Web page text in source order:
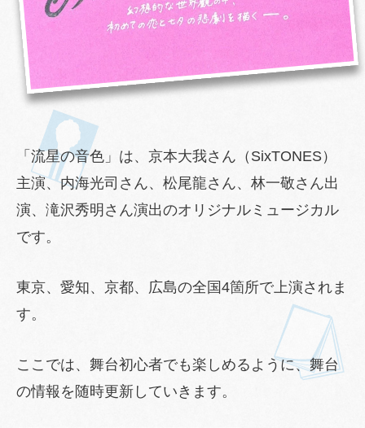
「流星の音色」は、京本大我さん（SixTONES）
主演、内海光司さん、松尾龍さん、林一敬さん出
演、滝沢秀明さん演出のオリジナルミュージカル
です。
東京、愛知、京都、広島の全国4箇所で上演されま
す。
ここでは、舞台初心者でも楽しめるように、舞台
の情報を随時更新していきます。